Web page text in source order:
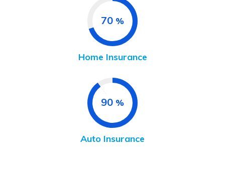
70 %
Home Insurance
90 %
Auto Insurance